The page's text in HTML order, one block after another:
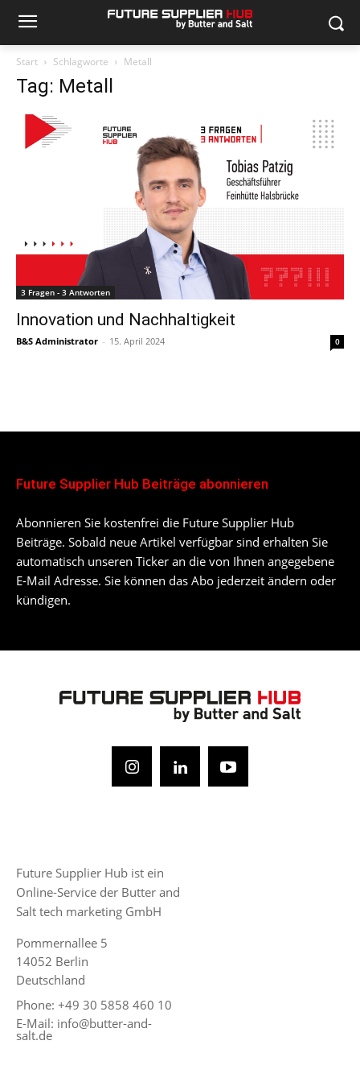
Start Schlagworte Metall
Tag: Metall
3 Fragen - 3 Antworten
Innovation und Nachhaltigkeit
B&S Administrator - 15. April 2024 0
Future Supplier Hub Beiträge abonnieren
Abonnieren Sie kostenfrei die Future Supplier Hub
Beiträge. Sobald neue Artikel verfügbar sind erhalten Sie
automatisch unseren Ticker an die von Ihnen angegebene
E-Mail Adresse. Sie können das Abo jederzeit ändern oder
kündigen.
Future Supplier Hub ist ein
Online-Service der Butter and
Salt tech marketing GmbH
Pommernallee 5
14052 Berlin
Deutschland
Phone: +49 30 5858 460 10
E-Mail: info@butter-and-
salt.de